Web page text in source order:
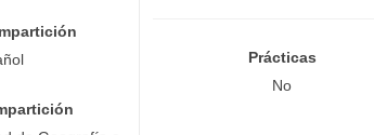
Prácticas
No